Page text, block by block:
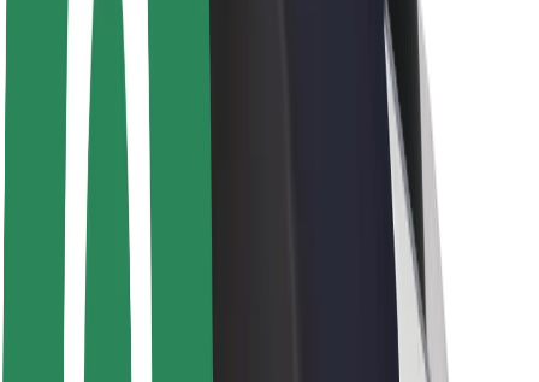
Blog
Κέντρο Τύπου
Κατευθυντήριες γραμμές Brand
Αποστολή
Σχέσεις με Επενδυτές
Μάρκα